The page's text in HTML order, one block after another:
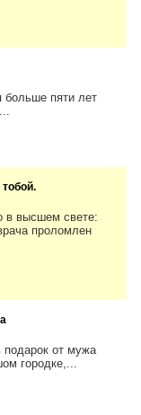
пяти лет
в высшем свете:
проломлен
подарок от мужа
городке,...